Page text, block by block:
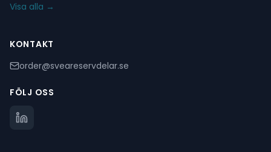
Visa alla →
KONTAKT
order@sveareservdelar.se
FÖLJ OSS